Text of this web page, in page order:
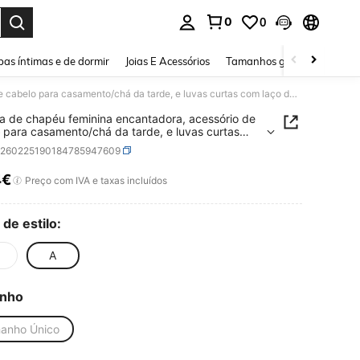
0 0
íntimas e de dormir Joias E Acessórios Tamanhos grandes
Presilha de chapéu feminina encantadora, acessório de cabelo para casamento/chá da tarde, e luvas curtas com laço de renda, praia, viagem.
de chapéu feminina encantadora, acessório de
para casamento/chá da tarde, e luvas curtas
de renda, praia, viagem.
AND AVAILABILITY
Preço com IVA e taxas incluídos
estilo:
A
Único